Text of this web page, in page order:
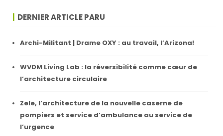
DERNIER ARTICLE PARU
Archi-Militant | Drame OXY : au travail, l’Arizona!
WVDM Living Lab : la réversibilité comme cœur de
l’architecture circulaire
Zele, l’architecture de la nouvelle caserne de
pompiers et service d’ambulance au service de
l’urgence